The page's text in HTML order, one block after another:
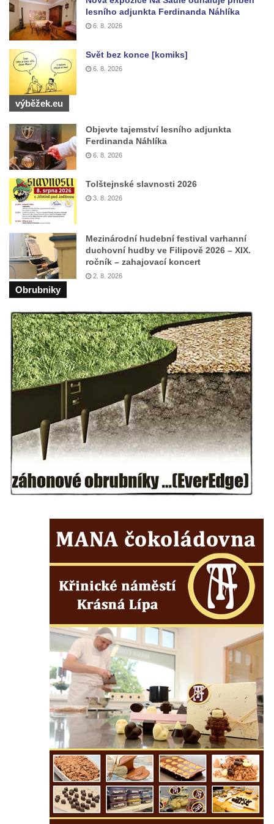
Hrob vojáků Rudé armády na hřbitově v
Račicích
Hrob Jiřího Dovhomilji na hřbitově v
Račicích
Hrob Antonína Medáčka na hřbitově v
Račicích
na hřbitově v Dobříni
Pomník obětem válek na hřbitově v Dobříni
Kenotaf Josefa Matese na hřbitově v Lužici
Pamětní deska Giuseppe Capella na
hřbitově v Lužici
Kenotaf Emila Miksche na hřbitově v Lužici
Kenotaf Antonína Krause na hřbitově v
Lužici
Pomník vojákům Rudé armády na hřbitově
v Kozlech
Pamětní deska pochodu smrti v Saupsdorfu
Pomník obětem 2. světové války v parku
Walthera von der Vogelweide v Duchcově
Památník obětem holokaustu v Lipové ulici
v Duchcově
Pomník obětem válek v Jeníkově
Pamětní deska obětem 1. světové války na
kapli Panny Marie v Lahošti
Pomník obětem 2. světové války v parku v
Mikulášovicích
ulici U Plovárny ve Frýdlantu
Pamětní deska Rumburské vzpoury na
Základní škole Tyršova v Rumburku
Socha Nepokořený v parku Rumburské
vzpoury v Rumburku
židovského hřbitova v Kovanicích
Pamětní deska legionářům na Obecním
úřadě v Kovanicích
Pomník obětem 1. světové války v
Kovanicích
Pomník obětem válek v Kněževsi
Pamětní deska Rudé armádě na radnici v
Trutnově
Pomník obětem koncentračního tábora na
hřbitově v Rychnově u Jablonce nad Nisou
Pomník pracovního nasazení vězňů
lesního adjunkta Ferdinanda Náhlíka
6. 8. 2026
Svět bez konce [komiks]
6. 8. 2026
výběžek.eu
Objevte tajemství lesního adjunkta
Ferdinanda Náhlíka
6. 8. 2026
Tolštejnské slavnosti 2026
3. 8. 2026
Mezinárodní hudební festival varhanní
duchovní hudby ve Filipově 2026 – XIX.
ročník – zahajovací koncert
2. 8. 2026
Obrubniky